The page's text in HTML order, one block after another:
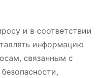
и в соответствии
информацию
связанным с